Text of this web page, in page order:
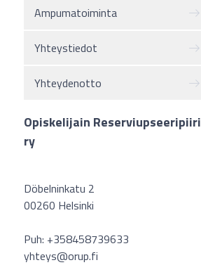
Ampumatoiminta
Yhteystiedot
Yhteydenotto
Opiskelijain Reserviupseeripiiri
ry
Döbelninkatu 2
00260 Helsinki
Puh: +358458739633
yhteys@orup.fi